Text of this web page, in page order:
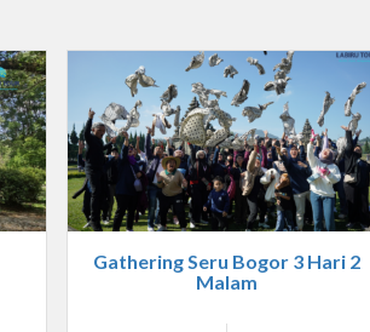
Gathering Seru Bogor 3 Hari 2
Malam